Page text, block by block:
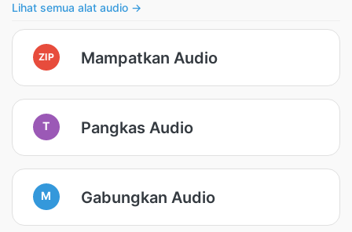
Lihat semua alat audio →
ZIP Mampatkan Audio
T Pangkas Audio
M Gabungkan Audio